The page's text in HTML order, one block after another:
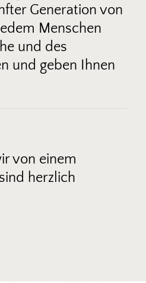
Generation von
Menschen
und des
und geben Ihnen
von einem
herzlich